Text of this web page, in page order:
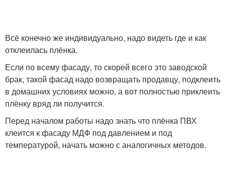
Всё конечно же индивидуально, надо видеть где и как
отклеилась плёнка.
Если по всему фасаду, то скорей всего это заводской
брак, такой фасад надо возвращать продавцу, подклеить
в домашних условиях можно, а вот полностью приклеить
плёнку вряд ли получится.
Перед началом работы надо знать что плёнка ПВХ
клеится к фасаду МДФ под давлением и под
температурой, начать можно с аналогичных методов.